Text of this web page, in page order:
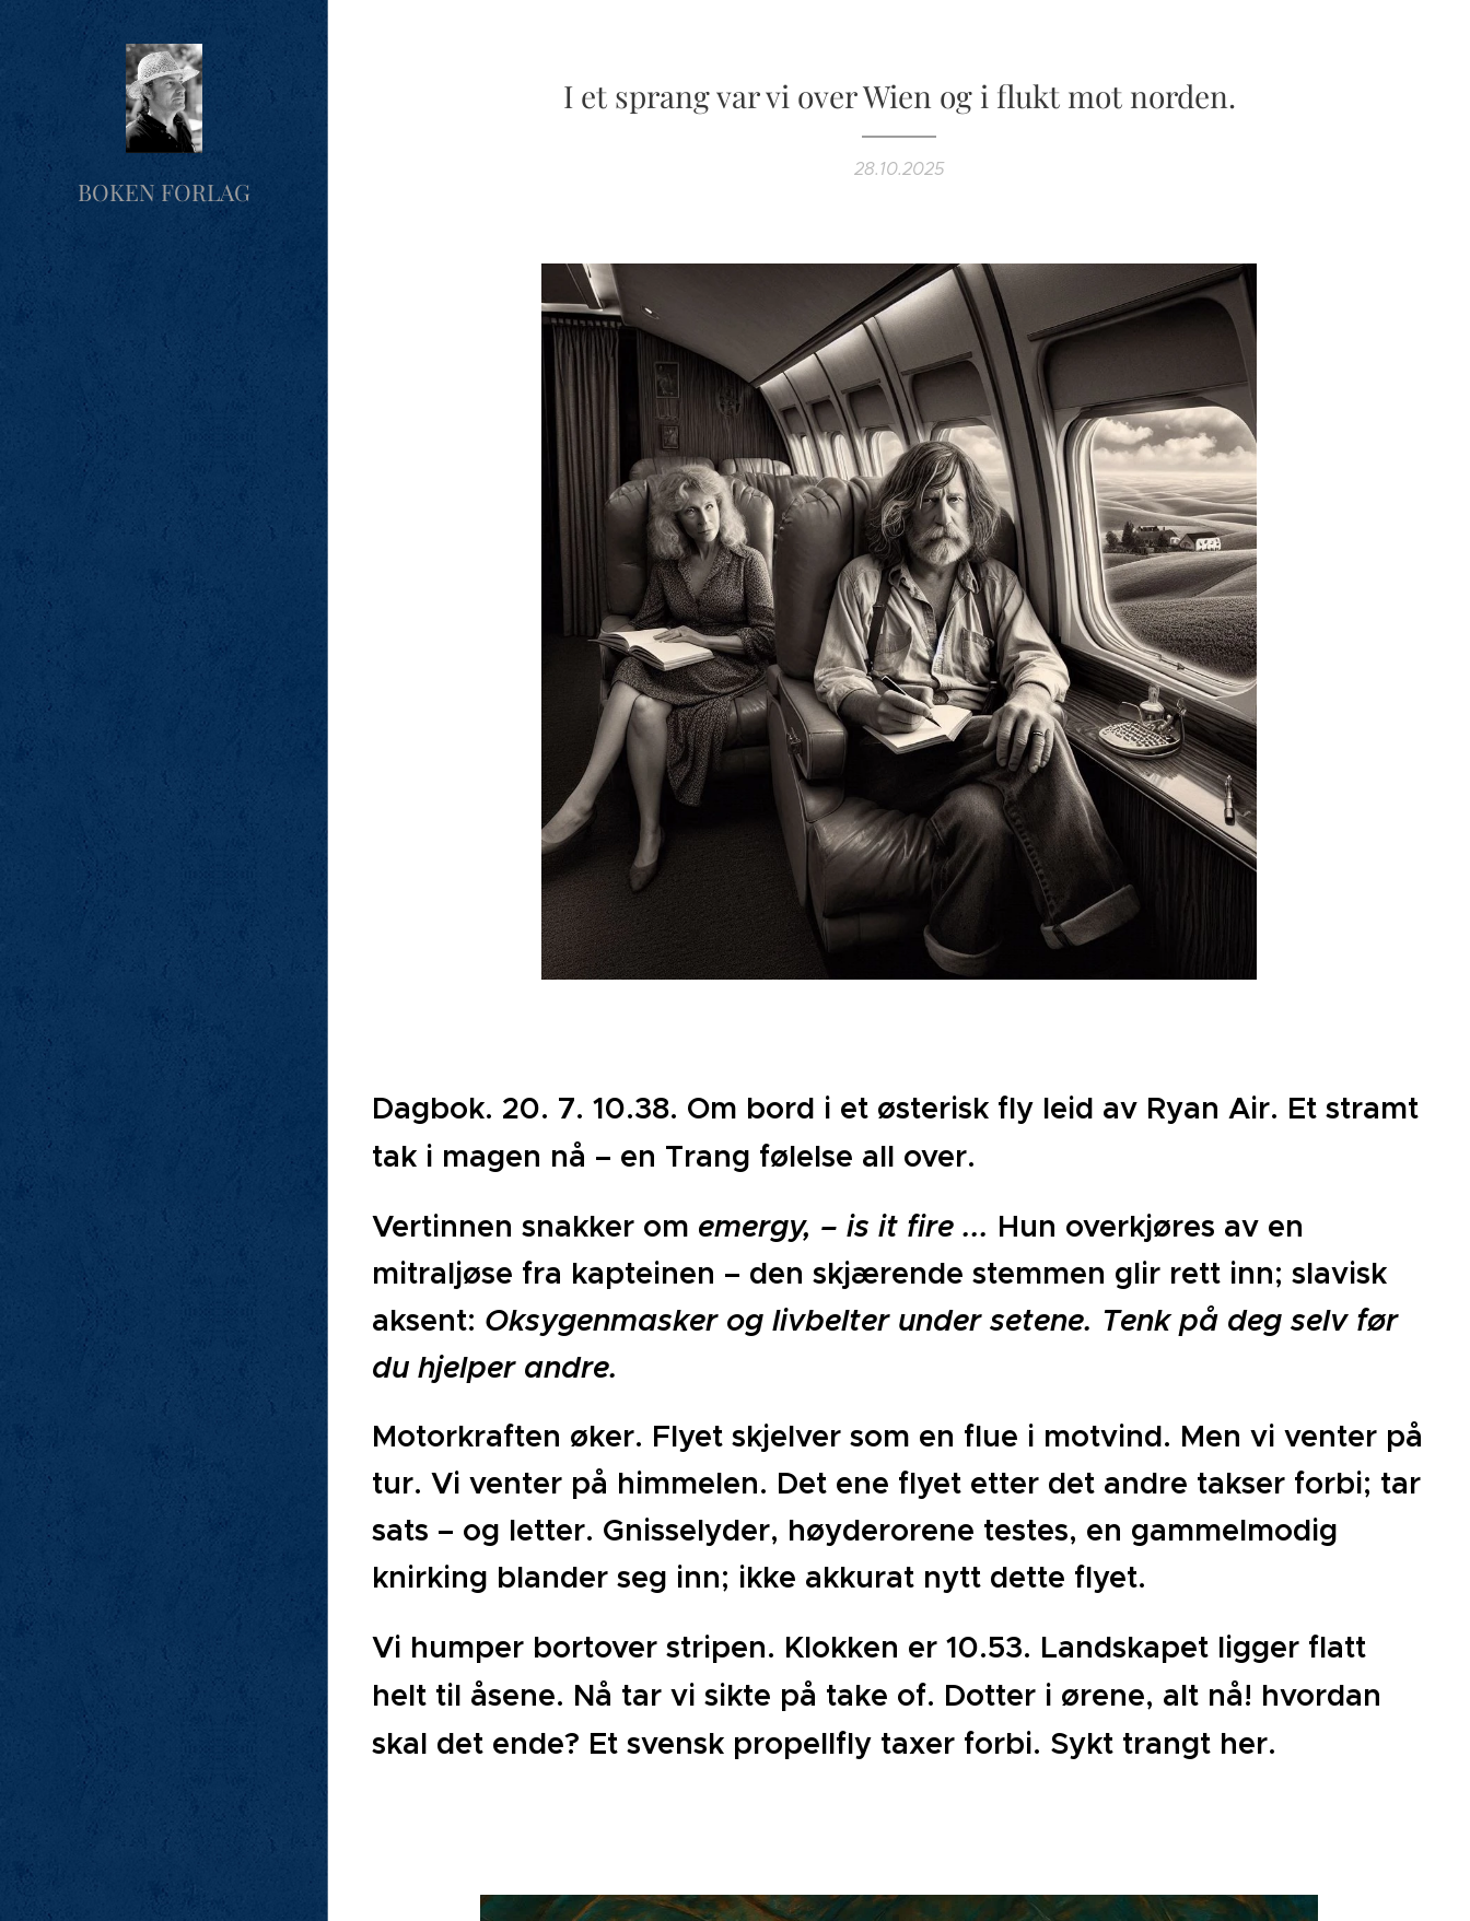
BOKEN FORLAG
I et sprang var vi over Wien og i flukt mot norden.
28.10.2025
Dagbok. 20. 7. 10.38. Om bord i et østerisk fly leid av Ryan Air. Et stramt
tak i magen nå – en Trang følelse all over.
Vertinnen snakker om emergy, – is it fire ... Hun overkjøres av en
mitraljøse fra kapteinen – den skjærende stemmen glir rett inn; slavisk
aksent: Oksygenmasker og livbelter under setene. Tenk på deg selv før
du hjelper andre.
Motorkraften øker. Flyet skjelver som en flue i motvind. Men vi venter på
tur. Vi venter på himmelen. Det ene flyet etter det andre takser forbi; tar
sats – og letter. Gnisselyder, høyderorene testes, en gammelmodig
knirking blander seg inn; ikke akkurat nytt dette flyet.
Vi humper bortover stripen. Klokken er 10.53. Landskapet ligger flatt
helt til åsene. Nå tar vi sikte på take of. Dotter i ørene, alt nå! hvordan
skal det ende? Et svensk propellfly taxer forbi. Sykt trangt her.